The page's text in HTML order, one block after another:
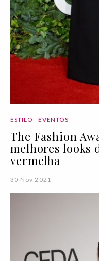
ESTILO EVENTOS
The Fashion
melhores looks
vermelha
30 Nov 2021